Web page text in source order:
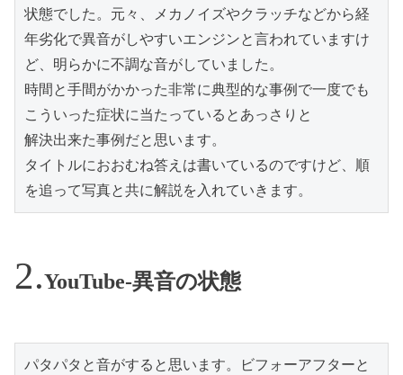
状態でした。元々、メカノイズやクラッチなどから経
年劣化で異音がしやすいエンジンと言われていますけ
ど、明らかに不調な音がしていました。
時間と手間がかかった非常に典型的な事例で一度でも
こういった症状に当たっているとあっさりと
解決出来た事例だと思います。
タイトルにおおむね答えは書いているのですけど、順
を追って写真と共に解説を入れていきます。
YouTube-異音の状態
パタパタと音がすると思います。ビフォーアフターと